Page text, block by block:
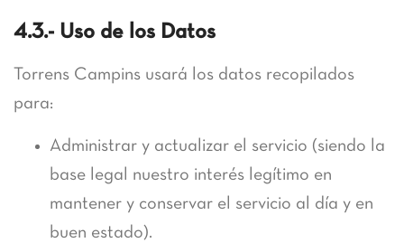
4.3.- Uso de los Datos
Torrens Campins usará los datos recopilados
para:
Administrar y actualizar el servicio (siendo la
base legal nuestro interés legítimo en
mantener y conservar el servicio al día y en
buen estado).